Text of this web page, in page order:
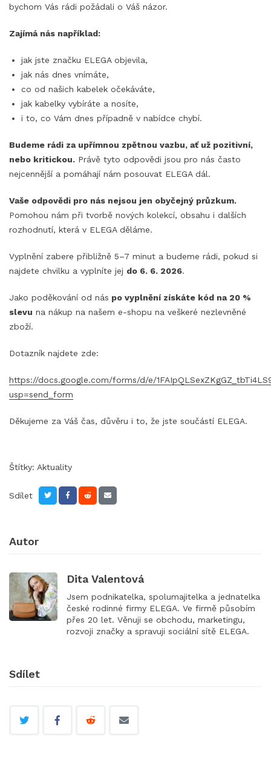
bychom Vás rádi požádali o Váš názor.
Zajímá nás například:
jak jste značku ELEGA objevila,
jak nás dnes vnímáte,
co od našich kabelek očekáváte,
jak kabelky vybíráte a nosíte,
i to, co Vám dnes případně v nabídce chybí.
Budeme rádi za upřímnou zpětnou vazbu, ať už pozitivní,
nebo kritickou. Právě tyto odpovědi jsou pro nás často
nejcennější a pomáhají nám posouvat ELEGA dál.
Vaše odpovědi pro nás nejsou jen obyčejný průzkum.
Pomohou nám při tvorbě nových kolekcí, obsahu i dalších
rozhodnutí, která v ELEGA děláme.
Vyplnění zabere přibližně 5–7 minut a budeme rádi, pokud si
najdete chvilku a vyplníte jej do 6. 6. 2026.
Jako poděkování od nás po vyplnění získáte kód na 20 %
slevu na nákup na našem e-shopu na veškeré nezlevněné
zboží.
Dotazník najdete zde:
https://docs.google.com/forms/d/e/
usp=send_form
Děkujeme za Váš čas, důvěru i to, že jste součástí ELEGA.
Štítky: Aktuality
Sdílet
Autor
Dita Valentová
Jsem podnikatelka, spolumajitelka a jednatelka
české rodinné firmy ELEGA. Ve firmě působím
přes 20 let. Věnuji se obchodu, marketingu,
rozvoji značky a spravuji sociální sítě ELEGA.
Sdílet